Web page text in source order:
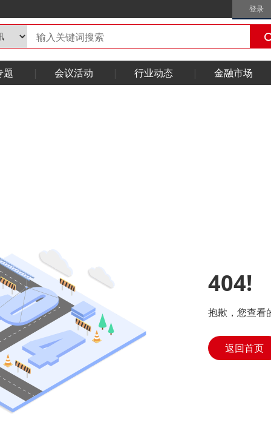
登录
题 会议活动 行业动态 金融市场
404!
抱歉，您查看
返回首页